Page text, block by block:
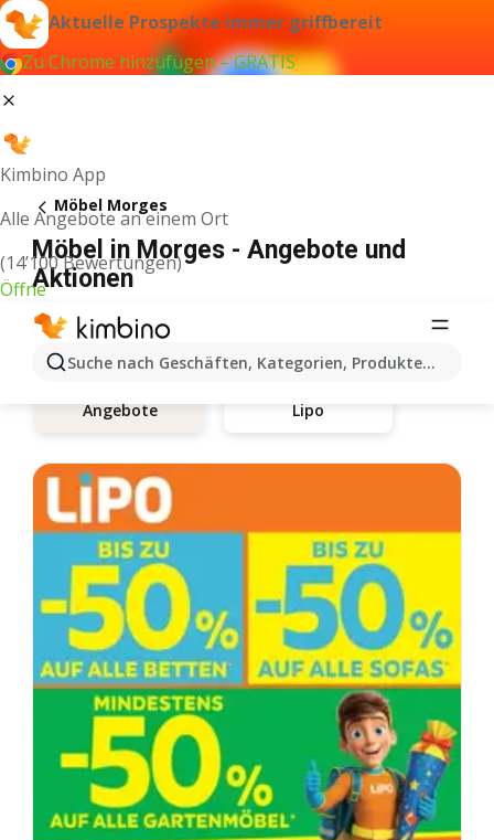
Aktuelle Prospekte immer griffbereit
Zu Chrome hinzufügen – GRATIS
Kimbino App
Alle Angebote an einem Ort
(14’100 Bewertungen)
Öffne
Suche nach Geschäften, Kategorien, Produkten...
Möbel Morges
Möbel in Morges - Angebote und
Aktionen
Angebote Lipo